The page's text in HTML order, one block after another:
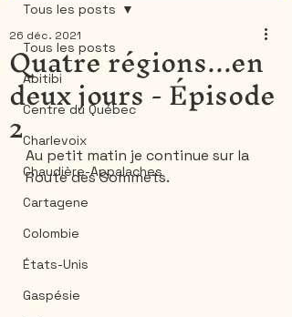
Tous les posts
Abitibi
Centre du Québec
Charlevoix
Chaudière-Appalaches
Cartagene
Colombie
États-Unis
Gaspésie
Tous les posts
Quatre régions...en
deux jours - Épisode
2
26 déc. 2021
Au petit matin je continue sur la
Route des Sommets.